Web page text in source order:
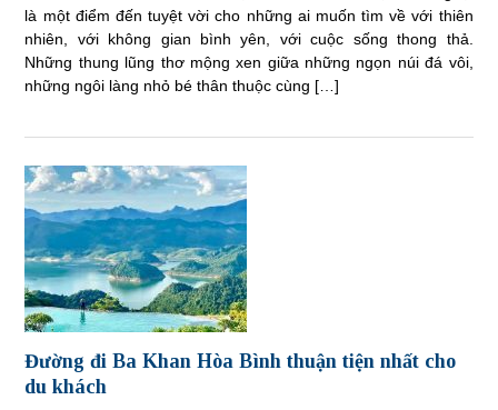
là một điểm đến tuyệt vời cho những ai muốn tìm về với thiên
nhiên, với không gian bình yên, với cuộc sống thong thả.
Những thung lũng thơ mộng xen giữa những ngọn núi đá vôi,
những ngôi làng nhỏ bé thân thuộc cùng […]
Đường đi Ba Khan Hòa Bình thuận tiện nhất cho
du khách